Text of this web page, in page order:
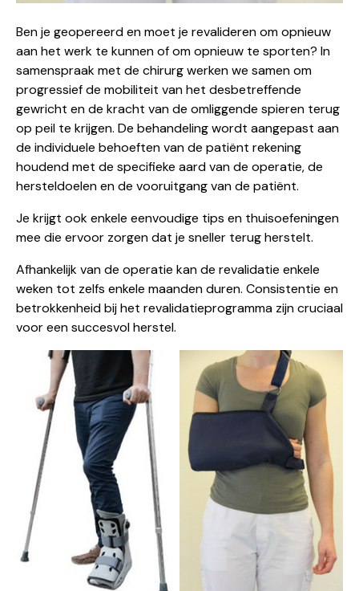
Ben je geopereerd en moet je revalideren om opnieuw
aan het werk te kunnen of om opnieuw te sporten? In
samenspraak met de chirurg werken we samen om
progressief de mobiliteit van het desbetreffende
gewricht en de kracht van de omliggende spieren terug
op peil te krijgen. De behandeling wordt aangepast aan
de individuele behoeften van de patiënt rekening
houdend met de specifieke aard van de operatie, de
hersteldoelen en de vooruitgang van de patiënt.
Je krijgt ook enkele eenvoudige tips en thuisoefeningen
mee die ervoor zorgen dat je sneller terug herstelt.
Afhankelijk van de operatie kan de revalidatie enkele
weken tot zelfs enkele maanden duren. Consistentie en
betrokkenheid bij het revalidatieprogramma zijn cruciaal
voor een succesvol herstel.